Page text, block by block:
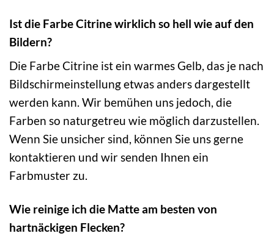
Ist die Farbe Citrine wirklich so hell wie auf den
Bildern?
Die Farbe Citrine ist ein warmes Gelb, das je nach
Bildschirmeinstellung etwas anders dargestellt
werden kann. Wir bemühen uns jedoch, die
Farben so naturgetreu wie möglich darzustellen.
Wenn Sie unsicher sind, können Sie uns gerne
kontaktieren und wir senden Ihnen ein
Farbmuster zu.
Wie reinige ich die Matte am besten von
hartnäckigen Flecken?